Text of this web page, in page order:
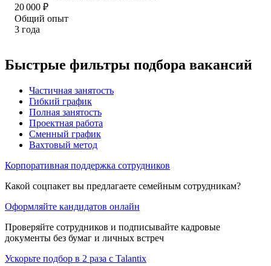
20 000 ₽
Общий опыт
3 года
Быстрые фильтры подбора вакансий
Частичная занятость
Гибкий график
Полная занятость
Проектная работа
Сменный график
Вахтовый метод
Корпоративная поддержка сотрудников
Какой соцпакет вы предлагаете семейным сотрудникам?
Оформляйте кандидатов онлайн
Проверяйте сотрудников и подписывайте кадровые
документы без бумаг и личных встреч
Ускорьте подбор в 2 раза с Talantix